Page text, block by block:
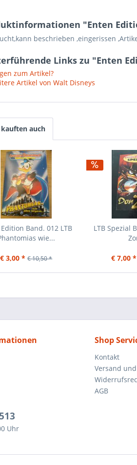
"Enten
beschrieben ,eingerissen
Links zu "Enten
zum Artikel?
Artikel von Walt Disneys
auch
Band. 012 LTB
wie...
€ 3,00 * € 10,50 *
LTB Spezial
€ 7,00 *
Uhr
Shop
Kontakt
Versand
AGB